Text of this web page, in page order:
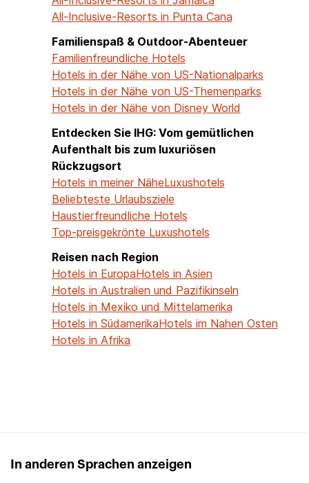
All-Inclusive-Resorts in Punta Cana
Familienspaß & Outdoor-Abenteuer
Familienfreundliche Hotels
Hotels in der Nähe von US-Nationalparks
Hotels in der Nähe von US-Themenparks
Hotels in der Nähe von Disney World
Entdecken Sie IHG: Vom gemütlichen
Aufenthalt bis zum luxuriösen
Rückzugsort
Hotels in meiner NäheLuxushotels
Beliebteste Urlaubsziele
Haustierfreundliche Hotels
Top-preisgekrönte Luxushotels
Reisen nach Region
Hotels in EuropaHotels in Asien
Hotels in Australien und Pazifikinseln
Hotels in Mexiko und Mittelamerika
Hotels in SüdamerikaHotels im Nahen Osten
Hotels in Afrika
In anderen Sprachen anzeigen